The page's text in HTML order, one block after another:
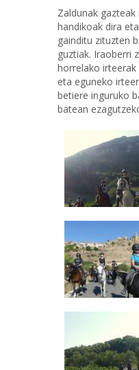
Zaldunak
handikoak dira
gainditu zituzten
guztiak. Iraoberri
horrelako
eta eguneko
betiere inguruko
batean